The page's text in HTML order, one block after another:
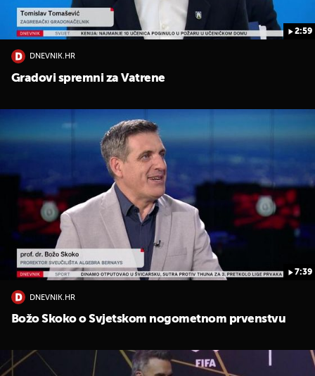
2:59
DNEVNIK.HR
Gradovi spremni za Vatrene
7:39
DNEVNIK.HR
Božo Skoko o Svjetskom nogometnom prvenstvu